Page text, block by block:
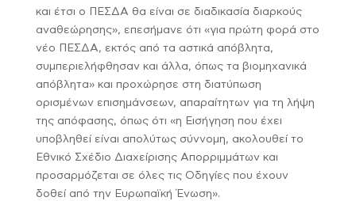
και έτσι ο ΠΕΣΔΑ θα είναι σε διαδικασία διαρκούς
αναθεώρησης», επεσήμανε ότι «για πρώτη φορά στο
νέο ΠΕΣΔΑ, εκτός από τα αστικά απόβλητα,
συμπεριελήφθησαν και άλλα, όπως τα βιομηχανικά
απόβλητα» και προχώρησε στη διατύπωση
ορισμένων επισημάνσεων, απαραίτητων για τη λήψη
της απόφασης, όπως ότι «η Εισήγηση που έχει
υποβληθεί είναι απολύτως σύννομη, ακολουθεί το
Εθνικό Σχέδιο Διαχείρισης Απορριμμάτων και
προσαρμόζεται σε όλες τις Οδηγίες που έχουν
δοθεί από την Ευρωπαϊκή Ένωση».